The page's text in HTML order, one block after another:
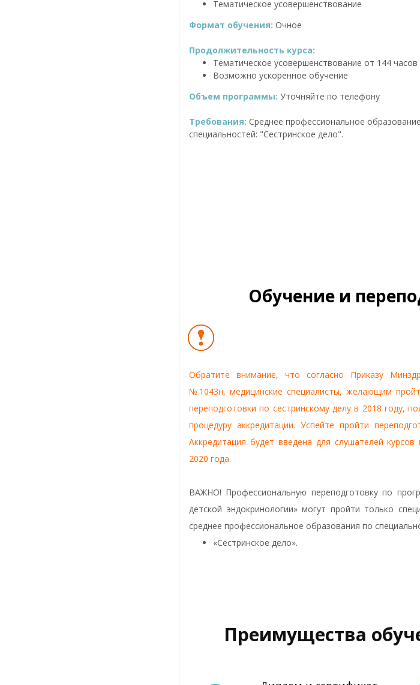
Тематическое усовершенствование
Формат обучения: Очное
Продолжительность курса:
Тематическое усовершенствование от 144 часов
Возможно ускоренное обучение
Объем программы: Уточняйте по телефону
Требования: Среднее профессиональное
специальностей: "Сестринское дело".
Обучение и
Обратите внимание, что согласно Приказу
№1043н, медицинские специалисты, желающим
переподготовки по сестринскому делу в 2018 году,
процедуру аккредитации. Успейте пройти
Аккредитация будет введена для слушателей
2020 года.
ВАЖНО! Профессиональную переподготовку по
детской эндокринологии» могут пройти только
среднее профессиональное образования по
«Сестринское дело».
Преимущества